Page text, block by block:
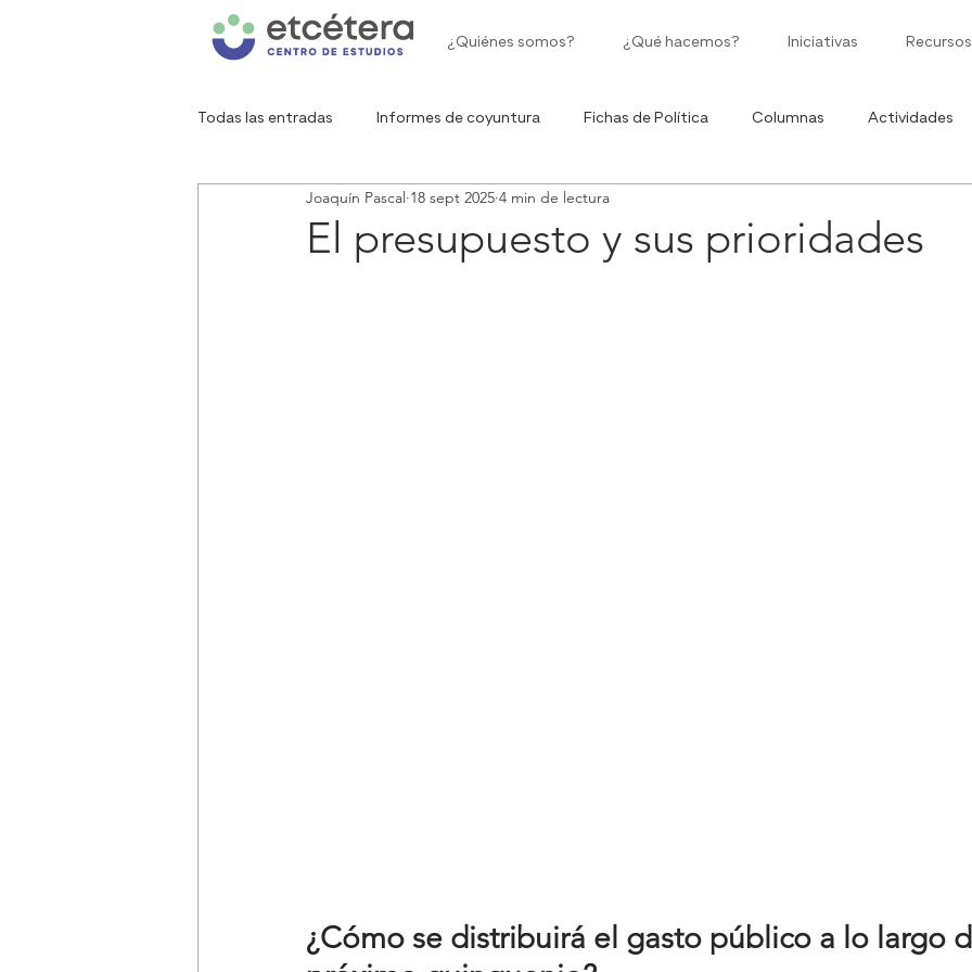
¿Quiénes somos? ¿Qué hacemos? Iniciativas
Todas las entradas Informes de coyuntura Fichas de Política Columnas Actividades
Gráfico de la semana Red de Políticas Públicas
El presupuesto y sus prioridades
Joaquín Pascal 18 sept 2025 4 min de lectura
¿Cómo se distribuirá el gasto público a lo largo